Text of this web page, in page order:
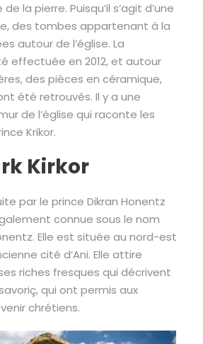
la pierre. Puisqu’il s’agit d’une
des tombes appartenant à la
autour de l’église. La
effectuée en 2012, et autour
des pièces en céramique,
été retrouvés. Il y a une
de l’église qui raconte les
Krikor.
Kirkor
par le prince Dikran Honentz
connue sous le nom
Elle est située au nord-est
cité d’Ani. Elle attire
riches fresques qui décrivent
qui ont permis aux
chrétiens.